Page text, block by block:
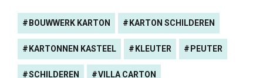
BOUWWERK KARTON KARTON SCHILDEREN
KARTONNEN KASTEEL KLEUTER PEUTER
SCHILDEREN VILLA CARTON